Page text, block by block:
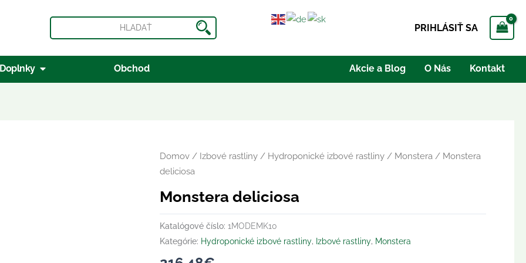
PRIHLÁSIŤ SA
mach
Kvetináče
Doplnky Open Doplnky Obchod Akcie a Blog O Nás Kontakt
Domov / Izbové rastliny / Hydroponické izbové rastliny / Monstera / Monstera
deliciosa
Monstera deliciosa
Katalógové číslo:1MODEMK10
Kategórie: Hydroponické izbové rastliny, Izbové rastliny, Monstera
množstvo
Monstera